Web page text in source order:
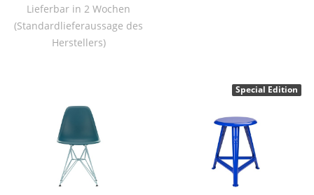
Akkuleuchten
... alle Leuchten
Doppelbetten
Einzelbetten
Stapelbetten
Kinderbetten
Lieferbar in 2 Wochen
(Standardlieferaussage des
Herstellers)
Special Edition